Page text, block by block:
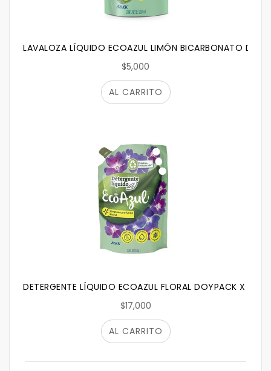
LAVALOZA LÍQUIDO ECOAZUL LIMÓN BICARBONATO
$5,000
AL CARRITO
DETERGENTE LÍQUIDO ECOAZUL FLORAL DOYPACK X
$17,000
AL CARRITO